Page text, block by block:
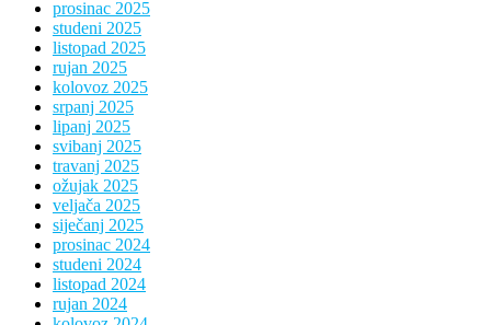
prosinac 2025
studeni 2025
listopad 2025
rujan 2025
kolovoz 2025
srpanj 2025
lipanj 2025
svibanj 2025
travanj 2025
ožujak 2025
veljača 2025
siječanj 2025
prosinac 2024
studeni 2024
listopad 2024
rujan 2024